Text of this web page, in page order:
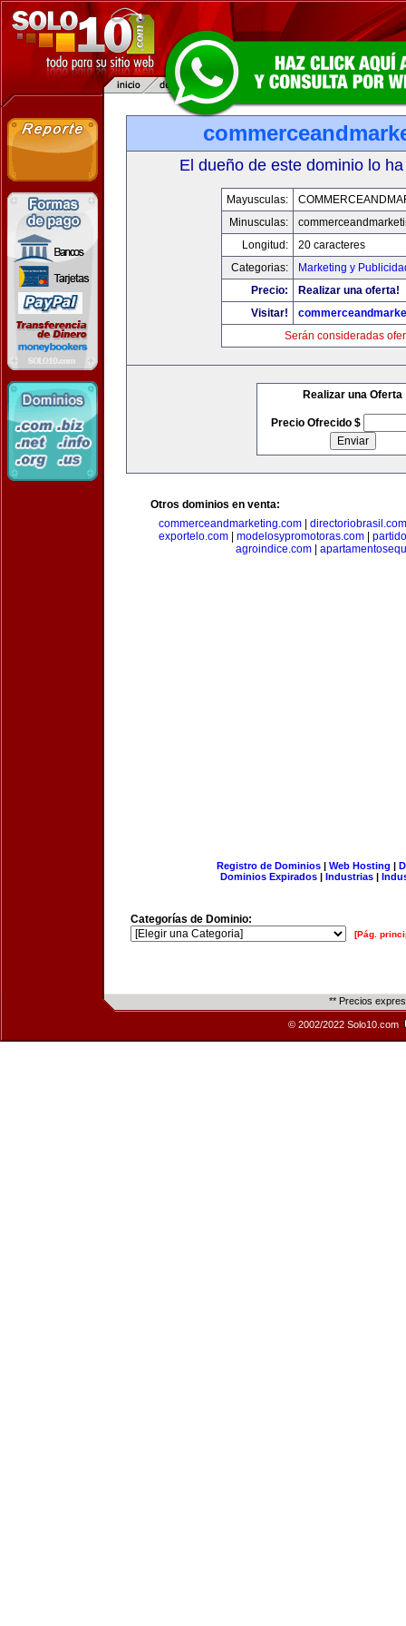
El dueño de este dominio lo
Mayusculas:
Minusculas:
Longitud:
20 caracteres
Categorias:
Marketing y
Precio:
Realizar una oferta!
Visitar!
Serán consideradas
Realizar una Oferta
Precio Ofrecido $
Otros dominios en venta:
commerceandmarketing.com| directoriobrasil.com
exportelo.com
modelosypromotoras.com
agroindice.com
Registro de Dominios| Web Hosting |
Dominios Expirados | Industrias |
Categorías de Dominio:
[Pág.
** Precios
© 2002/2022 Solo10.com